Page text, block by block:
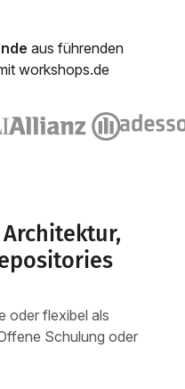
aus führenden
workshops.de
oder flexibel als
Schulung oder